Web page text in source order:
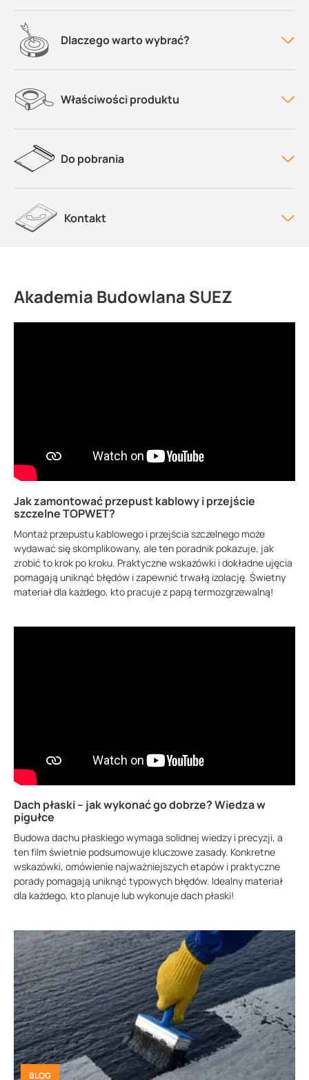
Dlaczego warto wybrać?
Właściwości produktu
Do pobrania
Kontakt
Akademia Budowlana SUEZ
Jak zamontować przepust kablowy i przejście
szczelne TOPWET?
Montaż przepustu kablowego i przejścia szczelnego może
wydawać się skomplikowany, ale ten poradnik pokazuje, jak
zrobić to krok po kroku. Praktyczne wskazówki i dokładne ujęcia
pomagają uniknąć błędów i zapewnić trwałą izolację. Świetny
materiał dla każdego, kto pracuje z papą termozgrzewalną!
Dach płaski – jak wykonać go dobrze? Wiedza w
pigułce
Budowa dachu płaskiego wymaga solidnej wiedzy i precyzji, a
ten film świetnie podsumowuje kluczowe zasady. Konkretne
wskazówki, omówienie najważniejszych etapów i praktyczne
porady pomagają uniknąć typowych błędów. Idealny materiał
dla każdego, kto planuje lub wykonuje dach płaski!
BLOG